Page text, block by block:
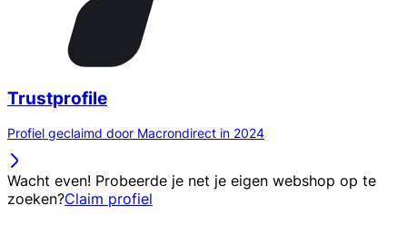
Trustprofile
Profiel geclaimd door Macrondirect in 2024
Wacht even! Probeerde je net je eigen webshop op te
zoeken?Claim profiel